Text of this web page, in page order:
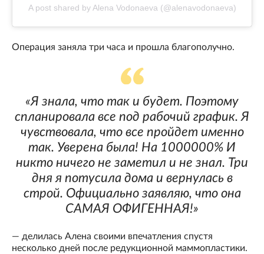
A post shared by Alena Vodonaeva (@alenavodonaeva)
Операция заняла три часа и прошла благополучно.
«Я знала, что так и будет. Поэтому
спланировала все под рабочий график. Я
чувствовала, что все пройдет именно
так. Уверена была! На 1000000% И
никто ничего не заметил и не знал. Три
дня я потусила дома и вернулась в
строй. Официально заявляю, что она
САМАЯ ОФИГЕННАЯ!»
— делилась Алена своими впечатления спустя
несколько дней после редукционной маммопластики.